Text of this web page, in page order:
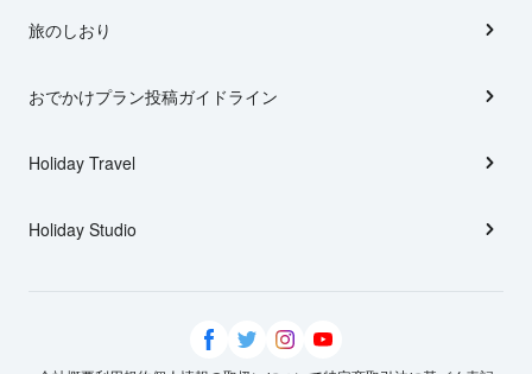
旅のしおり
おでかけプラン投稿ガイドライン
Holiday Travel
Holiday Studio